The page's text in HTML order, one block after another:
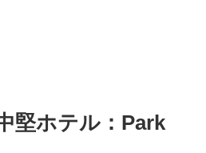
堅ホテル：Park